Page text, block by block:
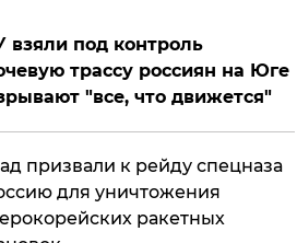
взяли под контроль
трассу россиян на Юге
"все, что движется"
призвали к рейду спецназа
для уничтожения
ракетных